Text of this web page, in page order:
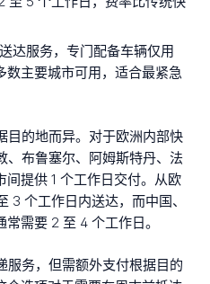
达服务，专门配备车辆仅用
数主要城市可用，适合最紧急
目的地而异。对于欧洲内部快
、布鲁塞尔、阿姆斯特丹、法
提供 1 个工作日交付。从欧
3 个工作日内送达，而中国、
需要 2 至 4 个工作日。
服务，但需额外支付根据目的